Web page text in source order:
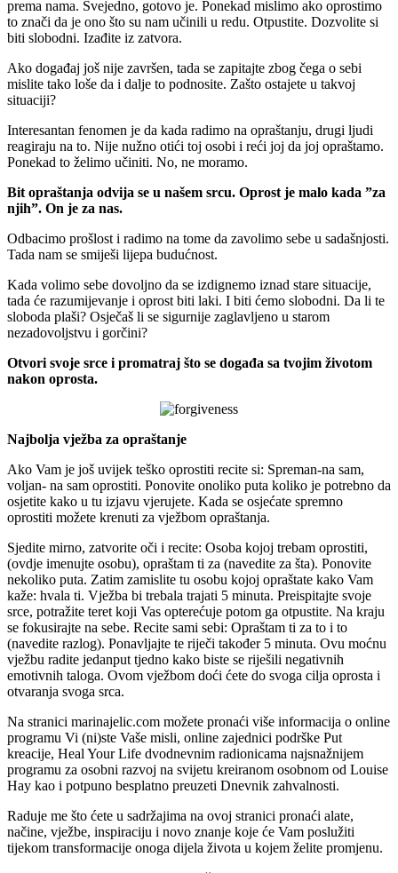
prema nama. Svejedno, gotovo je. Ponekad mislimo ako oprostimo
to znači da je ono što su nam učinili u redu. Otpustite. Dozvolite si
biti slobodni. Izađite iz zatvora.
Ako događaj još nije završen, tada se zapitajte zbog čega o sebi
mislite tako loše da i dalje to podnosite. Zašto ostajete u takvoj
situaciji?
Interesantan fenomen je da kada radimo na opraštanju, drugi ljudi
reagiraju na to. Nije nužno otići toj osobi i reći joj da joj opraštamo.
Ponekad to želimo učiniti. No, ne moramo.
Bit opraštanja odvija se u našem srcu. Oprost je malo kada ”za
njih”. On je za nas.
Odbacimo prošlost i radimo na tome da zavolimo sebe u sadašnjosti.
Tada nam se smiješi lijepa budućnost.
Kada volimo sebe dovoljno da se izdignemo iznad stare situacije,
tada će razumijevanje i oprost biti laki. I biti ćemo slobodni. Da li te
sloboda plaši? Osječaš li se sigurnije zaglavljeno u starom
nezadovoljstvu i gorčini?
Otvori svoje srce i promatraj što se događa sa tvojim životom
nakon oprosta.
Najbolja vježba za opraštanje
Ako Vam je još uvijek teško oprostiti recite si: Spreman-na sam,
voljan- na sam oprostiti. Ponovite onoliko puta koliko je potrebno da
osjetite kako u tu izjavu vjerujete. Kada se osjećate spremno
oprostiti možete krenuti za vježbom opraštanja.
Sjedite mirno, zatvorite oči i recite: Osoba kojoj trebam oprostiti,
(ovdje imenujte osobu), opraštam ti za (navedite za šta). Ponovite
nekoliko puta. Zatim zamislite tu osobu kojoj opraštate kako Vam
kaže: hvala ti. Vježba bi trebala trajati 5 minuta. Preispitajte svoje
srce, potražite teret koji Vas opterećuje potom ga otpustite. Na kraju
se fokusirajte na sebe. Recite sami sebi: Opraštam ti za to i to
(navedite razlog). Ponavljajte te riječi također 5 minuta. Ovu moćnu
vježbu radite jedanput tjedno kako biste se riješili negativnih
emotivnih taloga. Ovom vježbom doći ćete do svoga cilja oprosta i
otvaranja svoga srca.
Na stranici marinajelic.com možete pronaći više informacija o online
programu Vi (ni)ste Vaše misli, online zajednici podrške Put
kreacije, Heal Your Life dvodnevnim radionicama najsnažnijem
programu za osobni razvoj na svijetu kreiranom osobnom od Louise
Hay kao i potpuno besplatno preuzeti Dnevnik zahvalnosti.
Raduje me što ćete u sadržajima na ovoj stranici pronaći alate,
načine, vježbe, inspiraciju i novo znanje koje će Vam poslužiti
tijekom transformacije onoga dijela života u kojem želite promjenu.